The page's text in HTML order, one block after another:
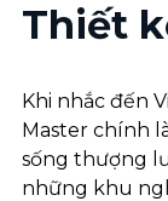
Thiết
Khi nhắc đến
Master chính
sống thượng
những khu